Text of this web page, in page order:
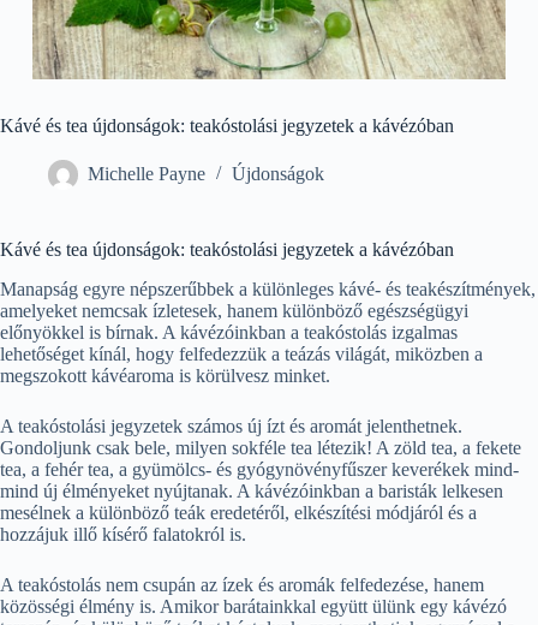
Kávé és tea újdonságok: teakóstolási jegyzetek a kávézóban
Michelle Payne Újdonságok
Kávé és tea újdonságok: teakóstolási jegyzetek a kávézóban
Manapság egyre népszerűbbek a különleges kávé- és teakészítmények,
amelyeket nemcsak ízletesek, hanem különböző egészségügyi
előnyökkel is bírnak. A kávézóinkban a teakóstolás izgalmas
lehetőséget kínál, hogy felfedezzük a teázás világát, miközben a
megszokott kávéaroma is körülvesz minket.
A teakóstolási jegyzetek számos új ízt és aromát jelenthetnek.
Gondoljunk csak bele, milyen sokféle tea létezik! A zöld tea, a fekete
tea, a fehér tea, a gyümölcs- és gyógynövényfűszer keverékek mind-
mind új élményeket nyújtanak. A kávézóinkban a baristák lelkesen
mesélnek a különböző teák eredetéről, elkészítési módjáról és a
hozzájuk illő kísérő falatokról is.
A teakóstolás nem csupán az ízek és aromák felfedezése, hanem
közösségi élmény is. Amikor barátainkkal együtt ülünk egy kávézó